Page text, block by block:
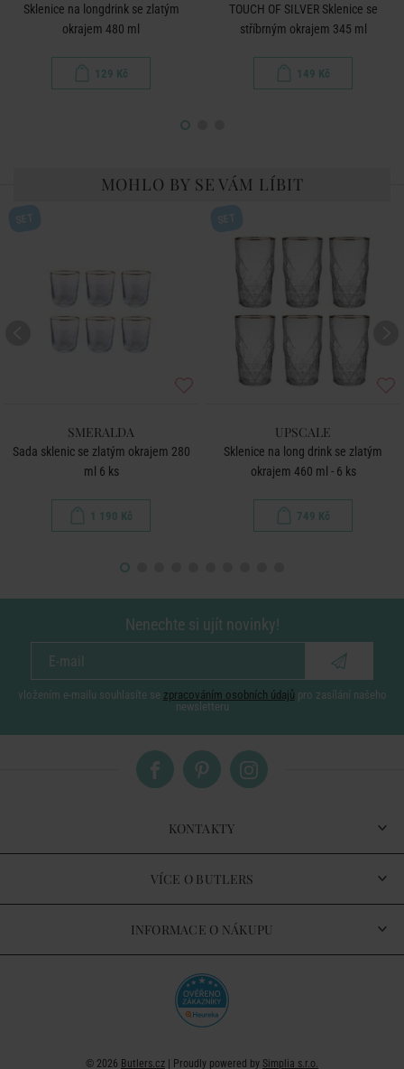
Sklenice na longdrink se zlatým
okrajem 480 ml
129 Kč
TOUCH OF SILVER Sklenice se
stříbrným okrajem 345 ml
149 Kč
MOHLO BY SE VÁM LÍBIT
SMERALDA
Sada sklenic se zlatým okrajem 280
ml 6 ks
1 190 Kč
UPSCALE
Sklenice na long drink se zlatým
okrajem 460 ml - 6 ks
749 Kč
Nenechte si ujít novinky!
vložením e-mailu souhlasíte se zpracováním osobních údajů pro zasílání našeho
newsletteru
KONTAKTY
VÍCE O BUTLERS
INFORMACE O NÁKUPU
© 2026 Butlers.cz | Proudly powered by Simplia s.r.o.